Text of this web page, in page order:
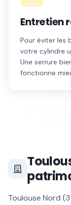
Entretien
Pour éviter les
votre cylindre
Une serrure
fonctionne
Toulouse Nord (